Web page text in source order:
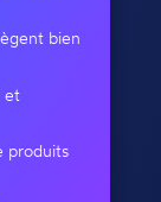
bien
et
produits